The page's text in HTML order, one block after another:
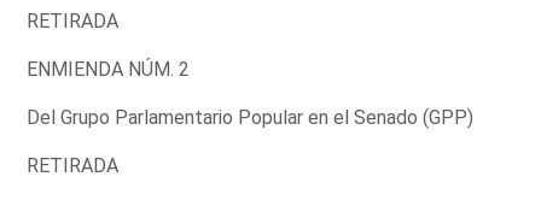
RETIRADA
ENMIENDA NÚM. 2
Del Grupo Parlamentario Popular en el Senado (GPP)
RETIRADA